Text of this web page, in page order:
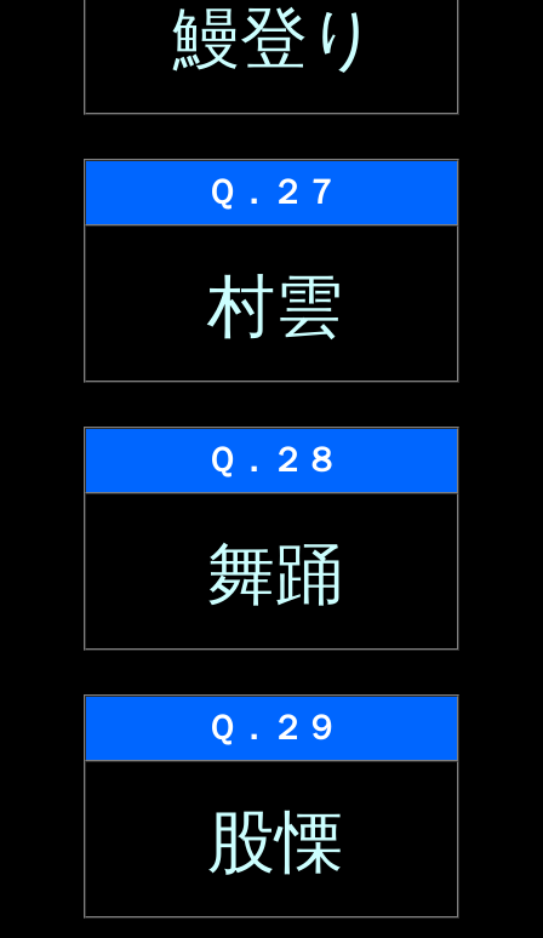
鰻登り
Ｑ．２７
村雲
Ｑ．２８
舞踊
Ｑ．２９
股慄